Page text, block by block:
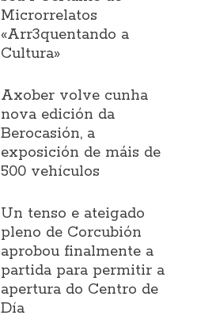
Microrrelatos
«Arr3quentando a
Cultura»
Axober volve cunha
nova edición da
Berocasión, a
exposición de máis de
500 vehículos
Un tenso e ateigado
pleno de Corcubión
aprobou finalmente a
partida para permitir a
apertura do Centro de
Día